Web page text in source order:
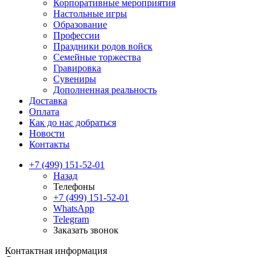
Корпоративные мероприятия
Настольные игры
Образование
Профессии
Праздники родов войск
Семейные торжества
Гравировка
Сувениры
Дополненная реальность
Доставка
Оплата
Как до нас добраться
Новости
Контакты
+7 (499) 151-52-01
Назад
Телефоны
+7 (499) 151-52-01
WhatsApp
Telegram
Заказать звонок
Контактная информация